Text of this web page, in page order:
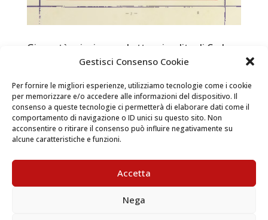
Gestisci Consenso Cookie
Per fornire le migliori esperienze, utilizziamo tecnologie come i cookie
per memorizzare e/o accedere alle informazioni del dispositivo. Il
consenso a queste tecnologie ci permetterà di elaborare dati come il
comportamento di navigazione o ID unici su questo sito. Non
acconsentire o ritirare il consenso può influire negativamente su
alcune caratteristiche e funzioni.
Accetta
Nega
Gioventù principesca. Lettere inedite di Carlo
Alberto Principe di Carignano al suo scudiere
Carlo di Robilant
books and territory / CHARLES ALBERT  The digital
version of the book can be found in the Reading
Room of the Racconigi Castle Go to itinerary Gioventù
principesca. Lettere inedite di Carlo Alberto Principe di
Carignano al suo scudiere Carlo di Robilant...
Carlo Alberto of Savoy, reader and writer